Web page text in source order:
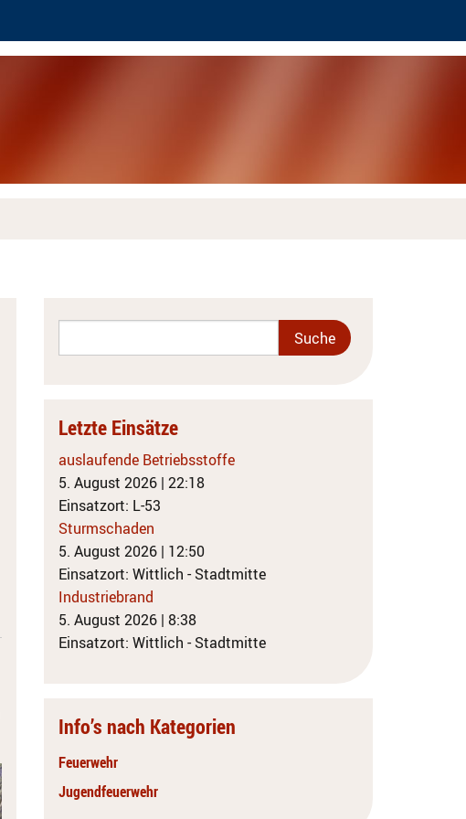
Letzte Einsätze
auslaufende Betriebsstoffe
5. August 2026 | 22:18
Einsatzort: L-53
Sturmschaden
5. August 2026 | 12:50
Einsatzort: Wittlich - Stadtmitte
Industriebrand
5. August 2026 | 8:38
Einsatzort: Wittlich - Stadtmitte
Info’s nach Kategorien
Feuerwehr
Jugendfeuerwehr